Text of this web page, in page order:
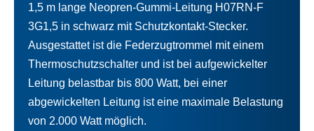
1,5 m lange Neopren-Gummi-Leitung H07RN-F
3G1,5 in schwarz mit Schutzkontakt-Stecker.
Ausgestattet ist die Federzugtrommel mit einem
Thermoschutzschalter und ist bei aufgewickelter
Leitung belastbar bis 800 Watt, bei einer
abgewickelten Leitung ist eine maximale Belastung
von 2.000 Watt möglich.